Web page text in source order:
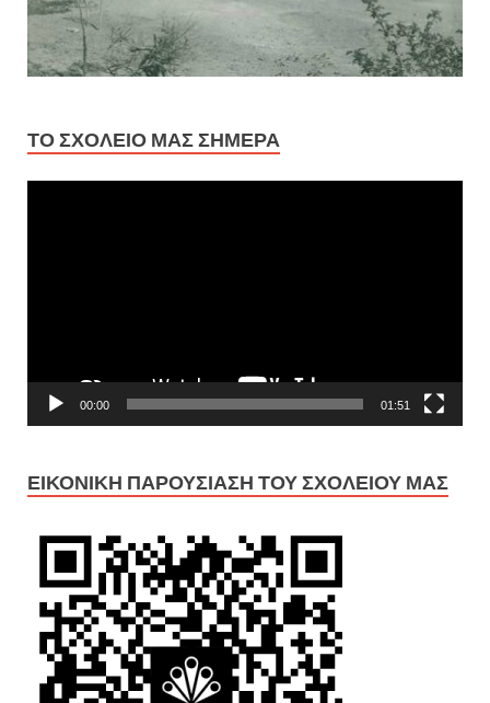
ΤΟ ΣΧΟΛΕΊΟ ΜΑΣ ΣΉΜΕΡΑ
00:00 01:51
ΕΙΚΟΝΙΚΉ ΠΑΡΟΥΣΊΑΣΗ ΤΟΥ ΣΧΟΛΕΊΟΥ ΜΑΣ